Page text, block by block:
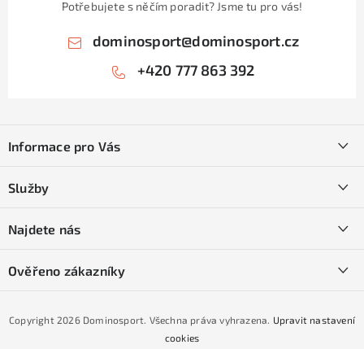
Potřebujete s něčím poradit? Jsme tu pro vás!
dominosport@dominosport.cz
+420 777 863 392
pInformace pro Vás
Obchodní podmínky
Podmínky GDPR
Podmínky nákupu na splátky ESSOX
Služby
Naše prodejna
Najdete nás
Ověřeno zákazníky
Copyright 2026 Dominosport. Všechna práva vyhrazena. Upravit nastavení
cookies